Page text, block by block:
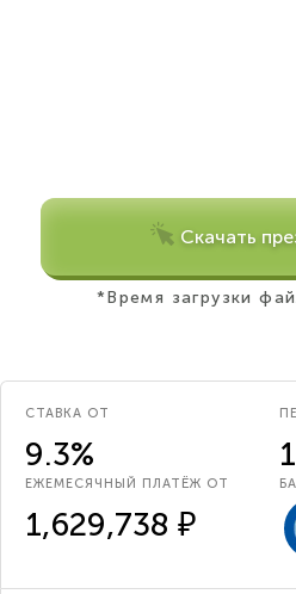
Скачать
*Время загрузки
СТАВКА ОТ
9.3%
ЕЖЕМЕСЯЧНЫЙ ПЛАТЁЖ ОТ
1,629,738 ₽